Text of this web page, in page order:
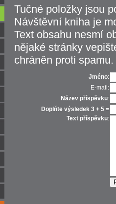
Tučné položky jsou
Návštěvní kniha je
Text obsahu nesmí
nějaké stránky
chráněn proti spamu.
Jméno:
E-mail:
Název příspěvku:
Doplňte výsledek 3 + 5 =
Text příspěvku: